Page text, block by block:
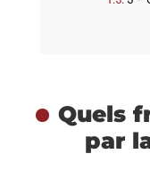
Quels
par